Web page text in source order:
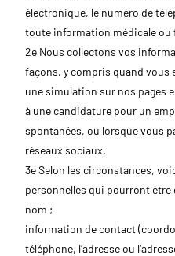
électronique, le numéro de
toute information médicale ou
2e Nous collectons vos
façons, y compris quand vous
une simulation sur nos pages
à une candidature pour un
spontanées, ou lorsque vous
réseaux sociaux.
3e Selon les circonstances,
personnelles qui pourront être
nom ;
information de contact
téléphone, l’adresse ou